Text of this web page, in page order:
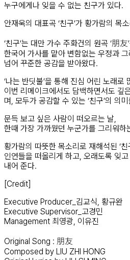
누구에게나 잊을 수 없는 친구가 있다.
안재욱의 대표곡 ‘친구’가 황가람의 목
‘친구’는 대만 가수 주화건의 원곡 ‘朋
한국어 가사를 맡아 변함없는 우정과
넘어 꾸준한 공감을 받아왔다.
‘나는 반딧불’을 통해 진심 어린 노래로
이번 리메이크에서도 담백하면서도 깊
며, 모두가 공감할 수 있는 ‘친구’의 의
문득 보고 싶은 사람이 떠오르는 날,
한때 가장 가까웠던 누군가를 그리워하
황가람의 따뜻한 목소리로 재해석된 ‘
인연들을 떠올리게 하고, 오래도록 잊
내어 준다.
[Credit]
Executive Producer_김교식, 황규완
Executive Supervisor_고경민
Management 최영광, 이유진
Original Song : 朋友
Composed by LIU ZHI HONG